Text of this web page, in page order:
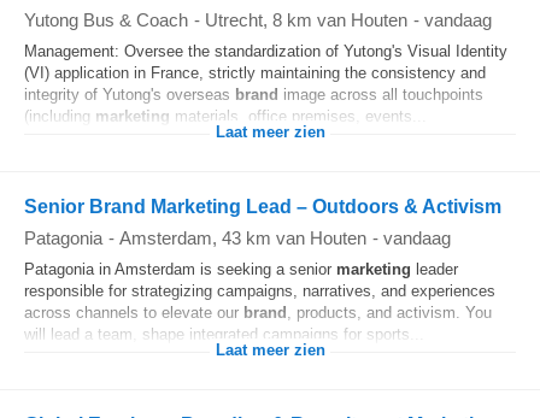
Yutong Bus & Coach - Utrecht, 8 km van Houten - vandaag
Management: Oversee the standardization of Yutong's Visual Identity
(VI) application in France, strictly maintaining the consistency and
integrity of Yutong's overseas brand image across all touchpoints
(including marketing materials, office premises, events...
Laat meer zien
Senior Brand Marketing Lead – Outdoors & Activism
Patagonia - Amsterdam, 43 km van Houten - vandaag
Patagonia in Amsterdam is seeking a senior marketing leader
responsible for strategizing campaigns, narratives, and experiences
across channels to elevate our brand, products, and activism. You
will lead a team, shape integrated campaigns for sports...
Laat meer zien